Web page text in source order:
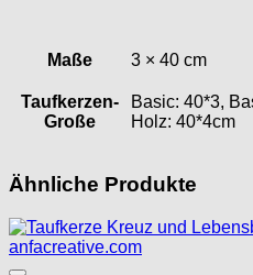
Maße 3 × 40 cm
Taufkerzen-
Große
Basic: 40*3,
Holz: 40*4cm
Ähnliche Produkte